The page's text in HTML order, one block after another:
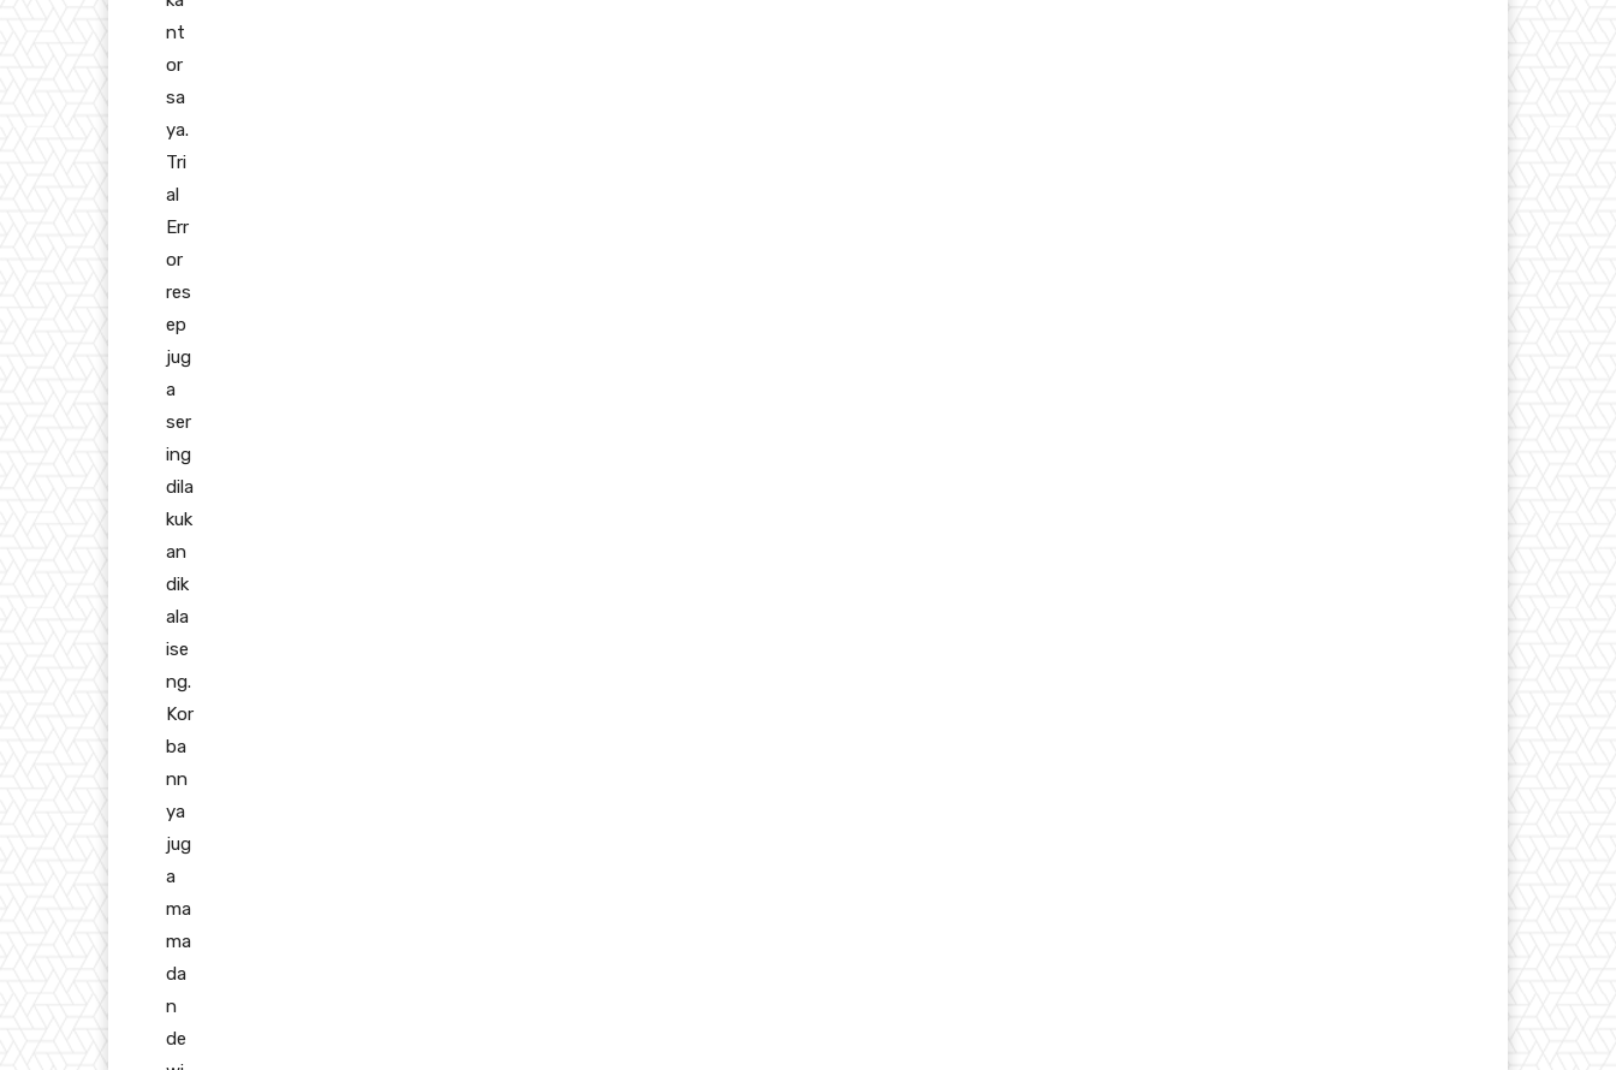
nt
or
sa
ya.
Tri
al
Err
or
res
ep
jug
a
ser
ing
dila
kuk
an
dik
ala
ise
ng.
Kor
ba
nn
ya
jug
a
ma
ma
da
n
de